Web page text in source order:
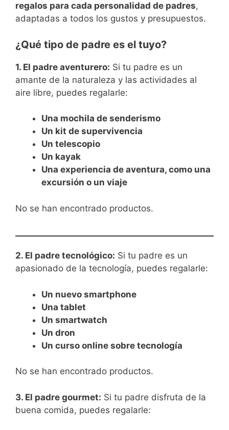
regalos para cada personalidad de padres,
adaptadas a todos los gustos y presupuestos.
¿Qué tipo de padre es el tuyo?
1. El padre aventurero: Si tu padre es un
amante de la naturaleza y las actividades al
aire libre, puedes regalarle:
Una mochila de senderismo
Un kit de supervivencia
Un telescopio
Un kayak
Una experiencia de aventura, como una
excursión o un viaje
No se han encontrado productos.
2. El padre tecnológico: Si tu padre es un
apasionado de la tecnología, puedes regalarle:
Un nuevo smartphone
Una tablet
Un smartwatch
Un dron
Un curso online sobre tecnología
No se han encontrado productos.
3. El padre gourmet: Si tu padre disfruta de la
buena comida, puedes regalarle: